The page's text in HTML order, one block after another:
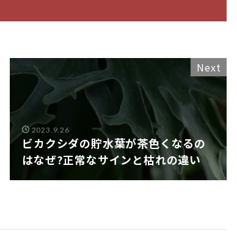
Next
2023.9.26
ビカクシダの貯水葉が茶色くなるの
はなぜ?正常なサインと枯れの違い